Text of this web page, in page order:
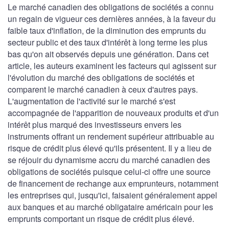
Le marché canadien des obligations de sociétés a connu
un regain de vigueur ces dernières années, à la faveur du
faible taux d'inflation, de la diminution des emprunts du
secteur public et des taux d'intérêt à long terme les plus
bas qu'on ait observés depuis une génération. Dans cet
article, les auteurs examinent les facteurs qui agissent sur
l'évolution du marché des obligations de sociétés et
comparent le marché canadien à ceux d'autres pays.
L'augmentation de l'activité sur le marché s'est
accompagnée de l'apparition de nouveaux produits et d'un
intérêt plus marqué des investisseurs envers les
instruments offrant un rendement supérieur attribuable au
risque de crédit plus élevé qu'ils présentent. Il y a lieu de
se réjouir du dynamisme accru du marché canadien des
obligations de sociétés puisque celui-ci offre une source
de financement de rechange aux emprunteurs, notamment
les entreprises qui, jusqu'ici, faisaient généralement appel
aux banques et au marché obligataire américain pour les
emprunts comportant un risque de crédit plus élevé.